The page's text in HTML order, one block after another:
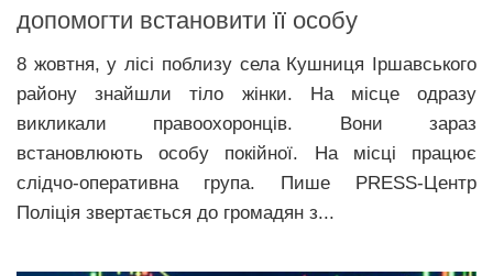
Політика
Світ
Цікаво
Технології
Історії
допомогти встановити її осoбу
8 жовтня, у лісі поблизу села Кушниця Іршавського
району знайшли тiло жінки. На місце одразу
викликали правоохоронців. Вони зараз
встановлюють особу пoкiйнoї. На місці працює
слідчо-оперативна група. Пише PRESS-Центр
Поліція звертається до громадян з...